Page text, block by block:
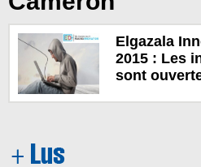
Elgazala
2015 : Les
sont